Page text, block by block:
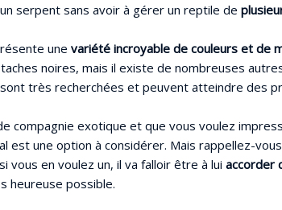
serpent sans avoir à gérer un reptile de
une variété incroyable de couleurs et de
noires, mais il existe de nombreuses
très recherchées et peuvent atteindre des
compagnie exotique et que vous voulez
est une option à considérer. Mais rappellez-
vous en voulez un, il va falloir être à lui accorder
heureuse possible.